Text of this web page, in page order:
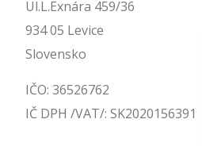
Ul.L.Exnára 459/36
934 05 Levice
Slovensko
IČO: 36526762
IČ DPH /VAT/: SK2020156391